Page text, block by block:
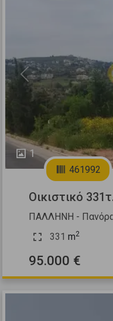
1
Previous
461992
Οικιστικό
ΠΑΛΛΗΝΗ -
331 m2
95.000 €